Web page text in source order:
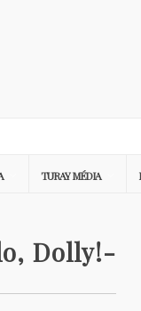
TURAY MÉDIA
Dolly!-